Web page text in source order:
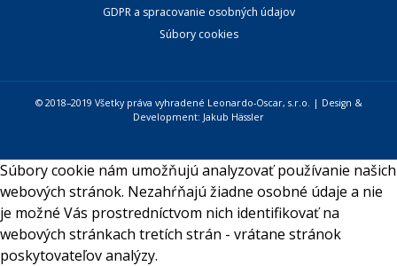
GDPR a spracovanie osobných údajov
Súbory cookies
© 2018–2019 Všetky práva vyhradené Leonardo-Oscar, s.r.o. | Design &
Development: Jakub Hässler
Súbory cookie nám umožňujú analyzovať používanie našich
webových stránok. Nezahŕňajú žiadne osobné údaje a nie
je možné Vás prostredníctvom nich identifikovať na
webových stránkach tretích strán - vrátane stránok
poskytovateľov analýzy.